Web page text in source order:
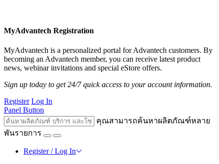
MyAdvantech Registration
MyAdvantech is a personalized portal for Advantech customers. By
becoming an Advantech member, you can receive latest product
news, webinar invitations and special eStore offers.
Sign up today to get 24/7 quick access to your account information.
Register Log In
Panel Button
คุณสามารถค้นหาผลิตภัณฑ์หลาย
พันรายการ
Register / Log In